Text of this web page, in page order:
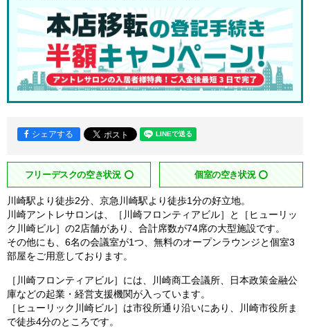
シェアする
フリーデスクの空き状況 個室の空き状況
川崎駅より徒歩2分、京急川崎駅より徒歩1分の好立地。
川崎アントレサロンは、［川崎フロンティアビル］と［ヒューリッ
ク川崎ビル］の2店舗があり、合計席数が74席の大型施設です。
その他にも、6名の会議室が1つ、無料のオープンラウンジと個室3
部屋をご用意しております。
［川崎フロンティアビル］には、川崎商工会議所、日本政策金融公
庫などの起業・経営支援機関が入っています。
［ヒューリック川崎ビル］は市役所通り沿いにあり、川崎市役所ま
で徒歩4分のところです。